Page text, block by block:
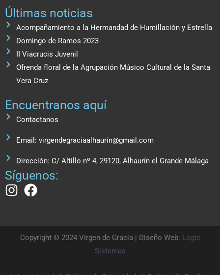
Últimas noticias
Acompañamiento a la Hermandad de Humillación y Estrella
Domingo de Ramos 2023
II Viacrucis Juvenil
Ofrenda floral de la Agrupación Músico Cultural de la Santa
Vera Cruz
Encuentranos aquí
Contactanos
Email: virgendegraciaalhaurin@gmail.com
Dirección: C/ Altillo nº 4, 29120, Alhaurín el Grande Málaga
Síguenos:
Copyright © 2024 Virgen de Gracia | Diseño Web: Logic
Sistemas